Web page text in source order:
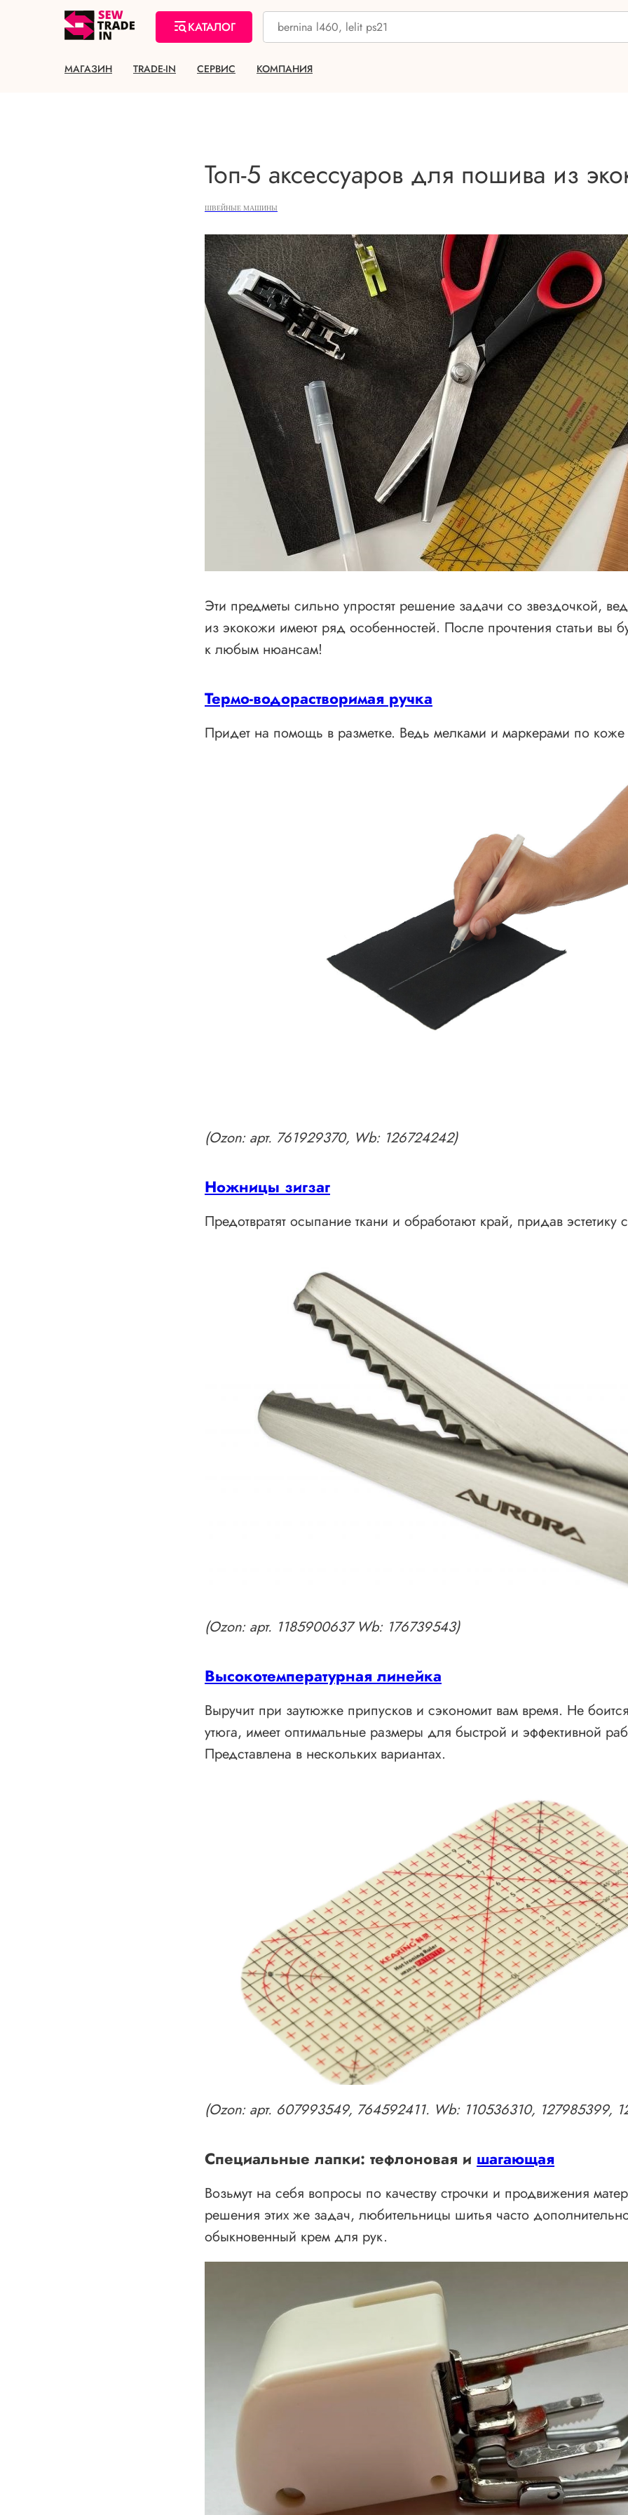
КАТАЛОГ
МАГАЗИН TRADE-IN СЕРВИС КОМПАНИЯ
Топ-5 аксессуаров для пошива из
ШВЕЙНЫЕ МАШИНЫ
Эти предметы сильно упростят решение задачи со звездочкой,
из экокожи имеют ряд особенностей. После прочтения статьи вы
к любым нюансам!
Термо-водорастворимая ручка
Придет на помощь в разметке. Ведь мелками и маркерами по
(Ozon: арт. 761929370, Wb: 126724242)
Ножницы зигзаг
Предотвратят осыпание ткани и обработают край, придав эстетику
(Ozon: арт. 1185900637 Wb: 176739543)
Высокотемпературная линейка
Выручит при заутюжке припусков и сэкономит вам время. Не
утюга, имеет оптимальные размеры для быстрой и эффективной
Представлена в нескольких вариантах.
(Ozon: арт. 607993549, 764592411. Wb: 110536310, 127985399,
Специальные лапки: тефлоновая и шагающая
Возьмут на себя вопросы по качеству строчки и продвижения
решения этих же задач, любительницы шитья часто
обыкновенный крем для рук.